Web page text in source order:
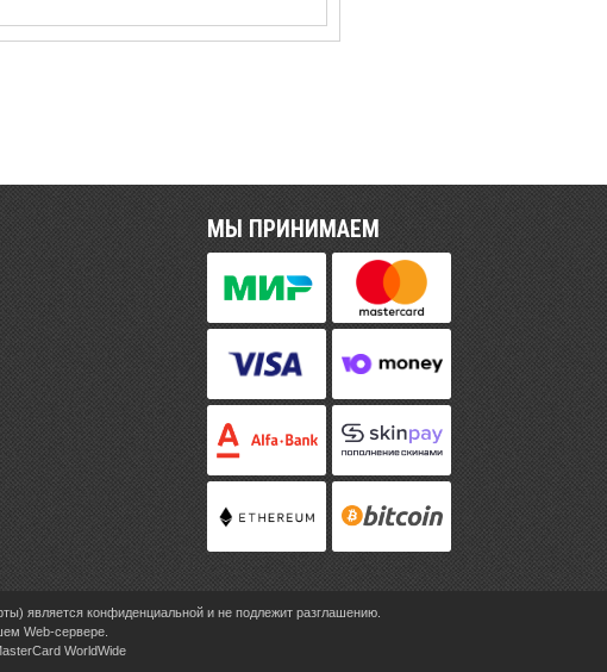
МЫ ПРИНИМАЕМ
является конфиденциальной и не подлежит разглашению.
Web-сервере.
WorldWide